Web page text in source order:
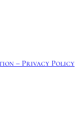
– Privacy Policy